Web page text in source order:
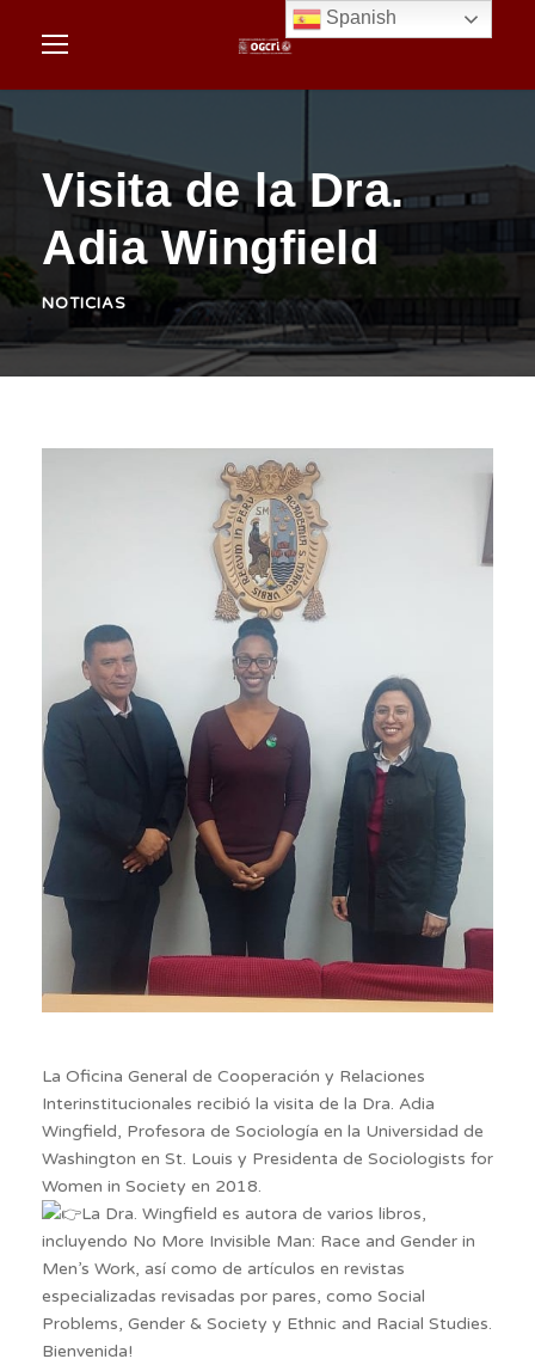
Visita de la Dra.
Adia Wingfield
NOTICIAS
La Oficina General de Cooperación y Relaciones
Interinstitucionales recibió la visita de la Dra. Adia
Wingfield, Profesora de Sociología en la Universidad de
Washington en St. Louis y Presidenta de Sociologists for
Women in Society en 2018.
La Dra. Wingfield es autora de varios libros,
incluyendo No More Invisible Man: Race and Gender in
Men’s Work, así como de artículos en revistas
especializadas revisadas por pares, como Social
Problems, Gender & Society y Ethnic and Racial Studies.
Bienvenida!
Spanish